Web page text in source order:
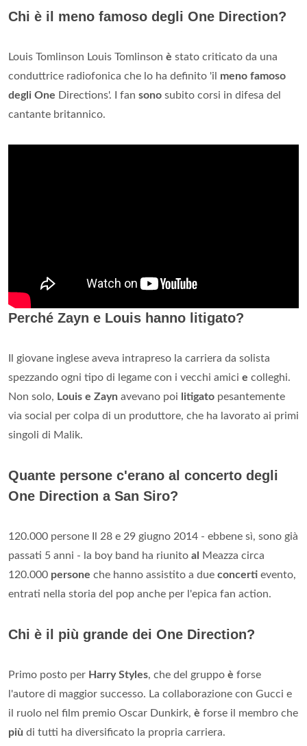
Chi è il meno famoso degli One Direction?
Louis Tomlinson Louis Tomlinson è stato criticato da una
conduttrice radiofonica che lo ha definito 'il meno famoso
degli One Directions'. I fan sono subito corsi in difesa del
cantante britannico.
Perché Zayn e Louis hanno litigato?
Il giovane inglese aveva intrapreso la carriera da solista
spezzando ogni tipo di legame con i vecchi amici e colleghi.
Non solo, Louis e Zayn avevano poi litigato pesantemente
via social per colpa di un produttore, che ha lavorato ai primi
singoli di Malik.
Quante persone c'erano al concerto degli
One Direction a San Siro?
120.000 persone Il 28 e 29 giugno 2014 - ebbene sì, sono già
passati 5 anni - la boy band ha riunito al
Meazza circa
120.000 persone che hanno assistito a due concerti evento,
entrati nella storia del pop anche per l'epica fan action.
Chi è il più grande dei One Direction?
Primo posto per Harry Styles, che del gruppo è forse
l'autore di maggior successo. La collaborazione con Gucci e
il ruolo nel film premio Oscar Dunkirk, è forse il membro che
più di tutti ha diversificato la propria carriera.